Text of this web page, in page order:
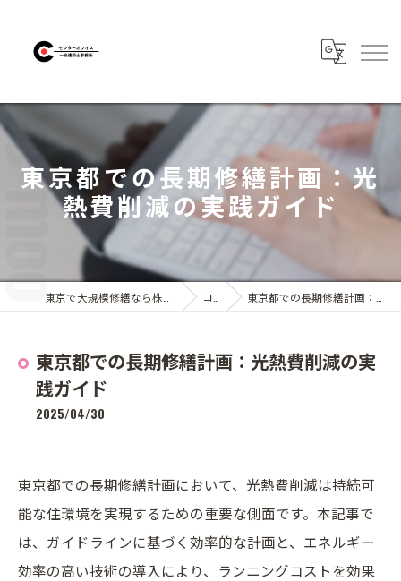
東京都での長期修繕計画：光
熱費削減の実践ガイド
コラム 東京都での長期修繕計画：光熱費削減の実践ガイド
東京都での長期修繕計画：光熱費削減の実
践ガイド
2025/04/30
東京都での長期修繕計画において、光熱費削減は持続可
能な住環境を実現するための重要な側面です。本記事で
は、ガイドラインに基づく効率的な計画と、エネルギー
効率の高い技術の導入により、ランニングコストを効果